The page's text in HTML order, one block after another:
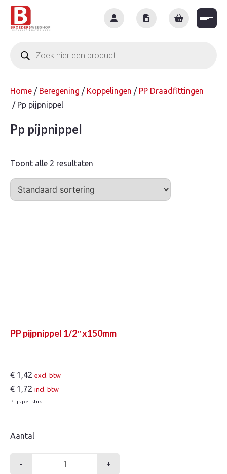
Skip
content
zoeken
Home / Beregening / Koppelingen / PP Draadfittingen
/ Pp pijpnippel
Pp pijpnippel
Toont alle 2 resultaten
PP pijpnippel 1/2″x150mm
€ 1,42 excl. btw
€ 1,72 incl. btw
Prijs per stuk
Aantal
- +